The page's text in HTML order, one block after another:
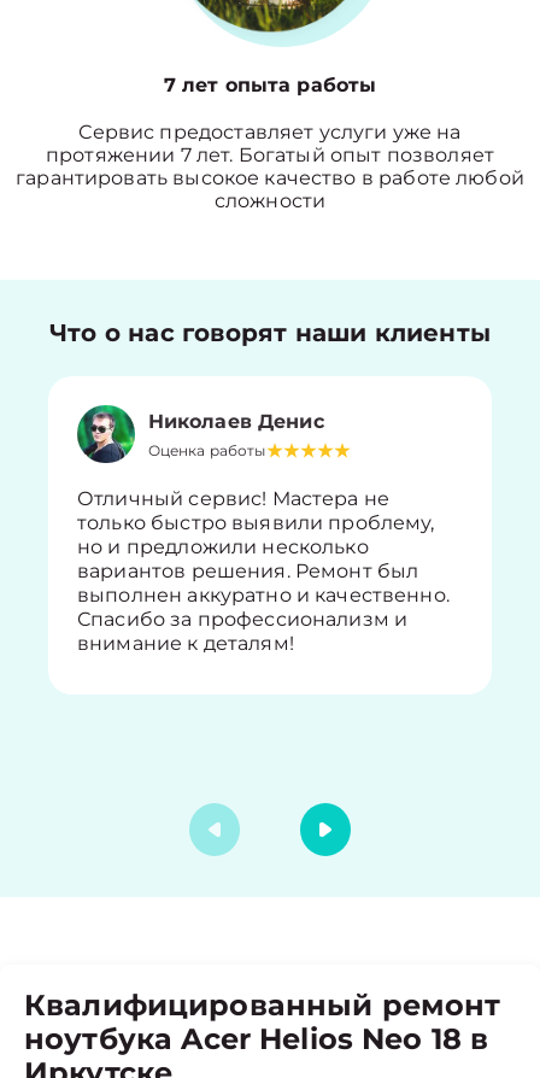
7 лет опыта работы
Сервис предоставляет услуги уже на
протяжении 7 лет. Богатый опыт позволяет
гарантировать высокое качество в работе любой
сложности
Что о нас говорят наши клиенты
Николаев Денис
Оценка работы
Отличный сервис! Мастера не
только быстро выявили проблему,
но и предложили несколько
вариантов решения. Ремонт был
выполнен аккуратно и качественно.
Спасибо за профессионализм и
внимание к деталям!
Квалифицированный ремонт
ноутбука Acer Helios Neo 18 в